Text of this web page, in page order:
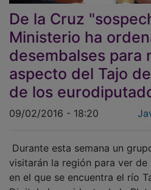
De la Cruz
Ministerio ha
desembalses para
aspecto del Tajo
de los
visitarán la región para ver de
en el que se encuentra el río
Digital el presidente de la